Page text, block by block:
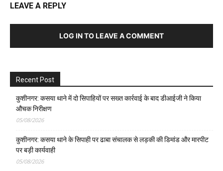
LEAVE A REPLY
LOG IN TO LEAVE A COMMENT
Recent Post
कुशीनगर: कसया थाने में दो सिपाहियों पर सख्त कार्रवाई के बाद डीआईजी ने किया
औचक निरीक्षण
05/08/2026
कुशीनगर: कसया थाने के सिपाही पर ढाबा संचालक से लड़की की डिमांड और मारपीट
पर बड़ी कार्यवाही
05/08/2026